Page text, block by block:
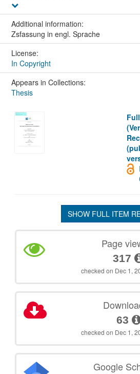
Additional information:
Zsfassung in engl. Sprache
License:
In Copyright
Appears in Collections:
Thesis
SHOW FULL ITEM
Page
317
checked on Dec 1,
63
checked on Dec 1,
Google